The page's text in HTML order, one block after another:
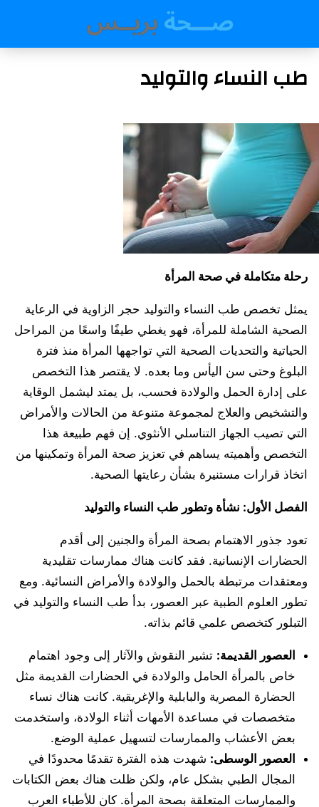
طب النساء والتوليد
رحلة متكاملة في صحة المرأة
يمثل تخصص طب النساء والتوليد حجر الزاوية في الرعاية
الصحية الشاملة للمرأة، فهو يغطي طيفًا واسعًا من المراحل
الحياتية والتحديات الصحية التي تواجهها المرأة منذ فترة
البلوغ وحتى سن اليأس وما بعده. لا يقتصر هذا التخصص
على إدارة الحمل والولادة فحسب، بل يمتد ليشمل الوقاية
والتشخيص والعلاج لمجموعة متنوعة من الحالات والأمراض
التي تصيب الجهاز التناسلي الأنثوي. إن فهم طبيعة هذا
التخصص وأهميته يساهم في تعزيز صحة المرأة وتمكينها من
اتخاذ قرارات مستنيرة بشأن رعايتها الصحية.
الفصل الأول: نشأة وتطور طب النساء والتوليد
تعود جذور الاهتمام بصحة المرأة والجنين إلى أقدم
الحضارات الإنسانية. فقد كانت هناك ممارسات تقليدية
ومعتقدات مرتبطة بالحمل والولادة والأمراض النسائية. ومع
تطور العلوم الطبية عبر العصور، بدأ طب النساء والتوليد في
التبلور كتخصص علمي قائم بذاته.
العصور القديمة: تشير النقوش والآثار إلى وجود اهتمام
خاص بالمرأة الحامل والولادة في الحضارات القديمة مثل
الحضارة المصرية والبابلية والإغريقية. كانت هناك نساء
متخصصات في مساعدة الأمهات أثناء الولادة، واستخدمت
بعض الأعشاب والممارسات لتسهيل عملية الوضع.
العصور الوسطى: شهدت هذه الفترة تقدمًا محدودًا في
المجال الطبي بشكل عام، ولكن ظلت هناك بعض الكتابات
والممارسات المتعلقة بصحة المرأة. كان للأطباء العرب